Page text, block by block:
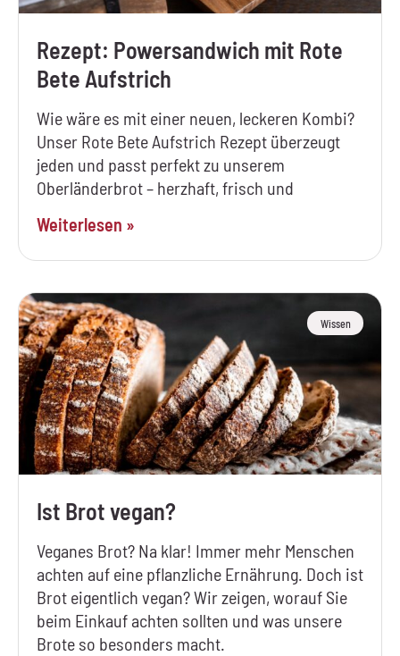
Rezept: Powersandwich mit Rote
Bete Aufstrich
Wie wäre es mit einer neuen, leckeren Kombi?
Unser Rote Bete Aufstrich Rezept überzeugt
jeden und passt perfekt zu unserem
Oberländerbrot – herzhaft, frisch und
Weiterlesen »
Wissen
Ist Brot vegan?
Veganes Brot? Na klar! Immer mehr Menschen
achten auf eine pflanzliche Ernährung. Doch ist
Brot eigentlich vegan? Wir zeigen, worauf Sie
beim Einkauf achten sollten und was unsere
Brote so besonders macht.